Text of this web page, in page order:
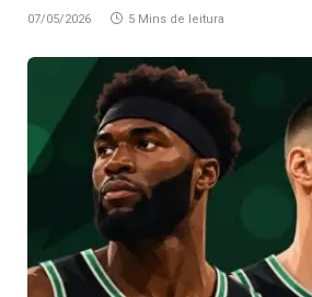
07/05/2026 5 Mins de leitura